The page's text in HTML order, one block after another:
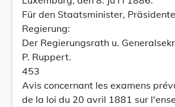
Für den Staatsminister,
Regierung:
Der Regierungsrath u.
P. Ruppert.
453
Avis concernant les examens
de la loi du 20 avril 1881 sur